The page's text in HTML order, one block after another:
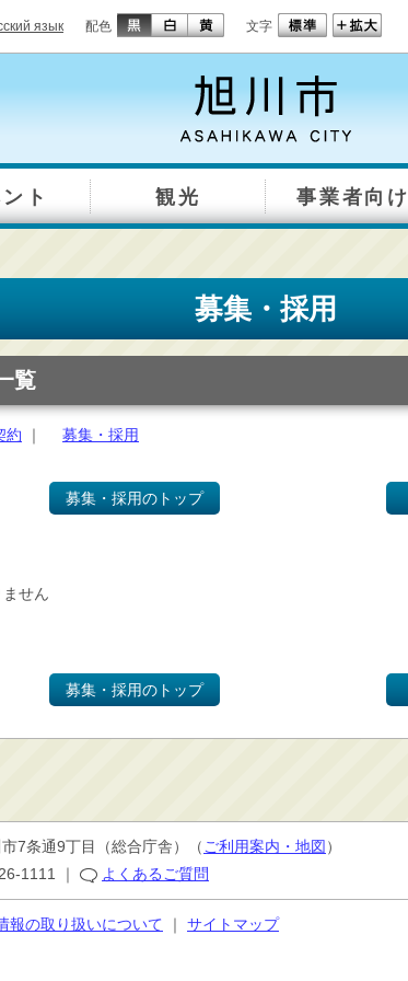
язык 配色 文字
ト 観光 事業者向け
募集・採用
覧
約 ｜ 募集・採用
募集・採用のトップ
せん
募集・採用のトップ
7条通9丁目 （総合庁舎）（ ご利用案内・地図 ）
1111 ｜ よくあるご質問
報の取り扱いについて ｜ サイトマップ